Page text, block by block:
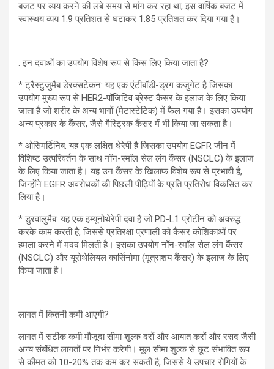
बजट पर व्यय करने की लंबे समय से मांग कर रहा था, इस वार्षिक बजट में
स्वास्थय व्यय 1.9 प्रतिशत से घटाकर 1.85 प्रतिशत कर दिया गया है।
. इन दवाओं का उपयोग विशेष रूप से किस लिए किया जाता है?
* ट्रैस्टुजुमैब डेरक्सटेकन: यह एक एंटीबॉडी-ड्रग कंजुगेट है जिसका
उपयोग मुख्य रूप से HER2-पॉजिटिव ब्रेस्ट कैंसर के इलाज के लिए किया
जाता है जो शरीर के अन्य भागों (मेटास्टेटिक) में फैल गया है। इसका उपयोग
अन्य प्रकार के कैंसर, जैसे गैस्ट्रिक कैंसर में भी किया जा सकता है।
* ओसिमर्टिनिब: यह एक लक्षित थेरेपी है जिसका उपयोग EGFR जीन में
विशिष्ट उत्परिवर्तन के साथ नॉन-स्मॉल सेल लंग कैंसर (NSCLC) के इलाज
के लिए किया जाता है। यह उन कैंसर के खिलाफ विशेष रूप से प्रभावी है,
जिन्होंने EGFR अवरोधकों की पिछली पीढ़ियों के प्रति प्रतिरोध विकसित कर
लिया है।
* डुरवालुमैब: यह एक इम्यूनोथेरेपी दवा है जो PD-L1 प्रोटीन को अवरुद्ध
करके काम करती है, जिससे प्रतिरक्षा प्रणाली को कैंसर कोशिकाओं पर
हमला करने में मदद मिलती है। इसका उपयोग नॉन-स्मॉल सेल लंग कैंसर
(NSCLC) और यूरोथेलियल कार्सिनोमा (मूत्राशय कैंसर) के इलाज के लिए
किया जाता है।
लागत में कितनी कमी आएगी?
लागत में सटीक कमी मौजूदा सीमा शुल्क दरों और आयात करों और रसद जैसी
अन्य संबंधित लागतों पर निर्भर करेगी। मूल सीमा शुल्क से छूट संभावित रूप
से कीमत को 10-20% तक कम कर सकती है, जिससे ये उपचार रोगियों के